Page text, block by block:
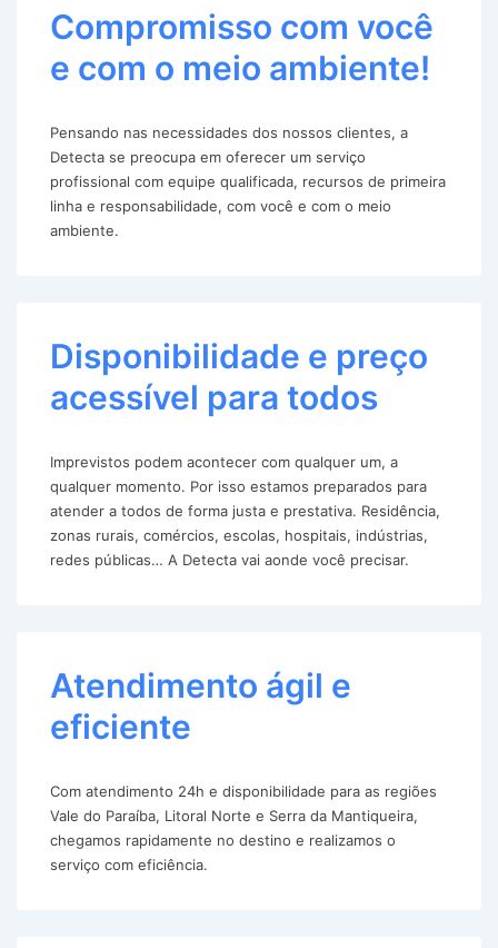
Compromisso com você
e com o meio ambiente!
Pensando nas necessidades dos nossos clientes, a
Detecta se preocupa em oferecer um serviço
profissional com equipe qualificada, recursos de primeira
linha e responsabilidade, com você e com o meio
ambiente.
Disponibilidade e preço
acessível para todos
Imprevistos podem acontecer com qualquer um, a
qualquer momento. Por isso estamos preparados para
atender a todos de forma justa e prestativa. Residência,
zonas rurais, comércios, escolas, hospitais, indústrias,
redes públicas… A Detecta vai aonde você precisar.
Atendimento ágil e
eficiente
Com atendimento 24h e disponibilidade para as regiões
Vale do Paraíba, Litoral Norte e Serra da Mantiqueira,
chegamos rapidamente no destino e realizamos o
serviço com eficiência.